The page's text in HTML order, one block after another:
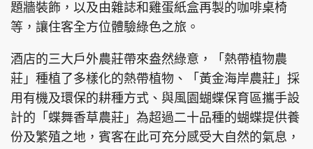
題牆裝飾，以及由雜誌和雞蛋紙盒再製的咖啡桌椅
等，讓住客全方位體驗綠色之旅。
酒店的三大戶外農莊帶來盎然綠意，「熱帶植物農
莊」種植了多樣化的熱帶植物、「黃金海岸農莊」採
用有機及環保的耕種方式、與風園蝴蝶保育區攜手設
計的「蝶舞香草農莊」為超過二十品種的蝴蝶提供養
份及繁殖之地，賓客在此可充分感受大自然的氣息，